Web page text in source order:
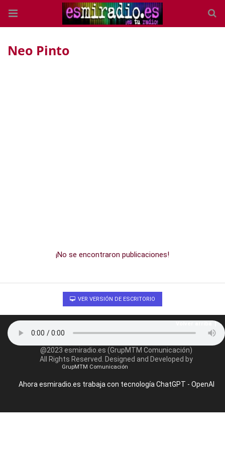
Neo Pinto
¡No se encontraron publicaciones!
VER VERSIÓN DE ESCRITORIO
@2023 esmiradio.es (GrupMTM Comunicación)
All Rights Reserved. Designed and Developed by
GrupMTM Comunicación
Ahora esmiradio.es trabaja con tecnología ChatGPT - OpenAI